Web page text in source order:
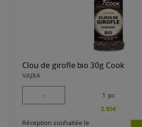
Clou de girofle bio 30g Cook
VAJRA
- 1 pc
3.85€
Réception souhaitée le